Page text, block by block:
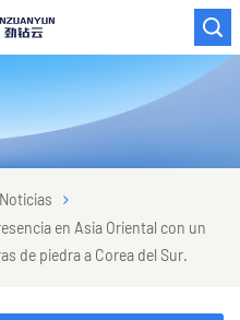
Noticias
en Asia Oriental con un
de piedra a Corea del Sur.